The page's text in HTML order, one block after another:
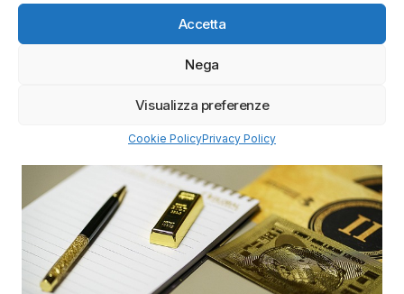
Accetta
Nega
Visualizza preferenze
Cookie PolicyPrivacy Policy
Bitcoin 2026: previsioni di prezzo e scenari di